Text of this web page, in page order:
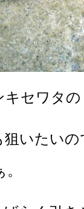
セワタ
いたい